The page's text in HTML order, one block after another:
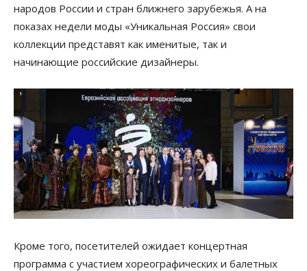
народов России и стран ближнего зарубежья. А на
показах недели моды «Уникальная Россия» свои
коллекции представят как именитые, так и
начинающие российские дизайнеры.
Кроме того, посетителей ожидает концертная
программа с участием хореографических и балетных